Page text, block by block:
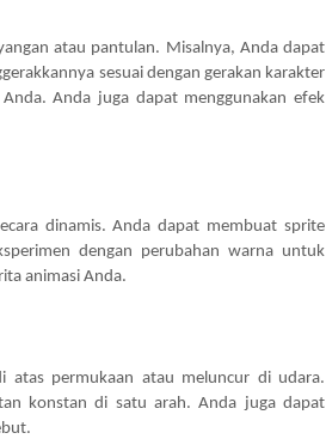
atau pantulan. Misalnya, Anda dapat
sesuai dengan gerakan karakter
Anda juga dapat menggunakan efek
dinamis. Anda dapat membuat sprite
dengan perubahan warna untuk
animasi Anda.
atas permukaan atau meluncur di udara.
konstan di satu arah. Anda juga dapat